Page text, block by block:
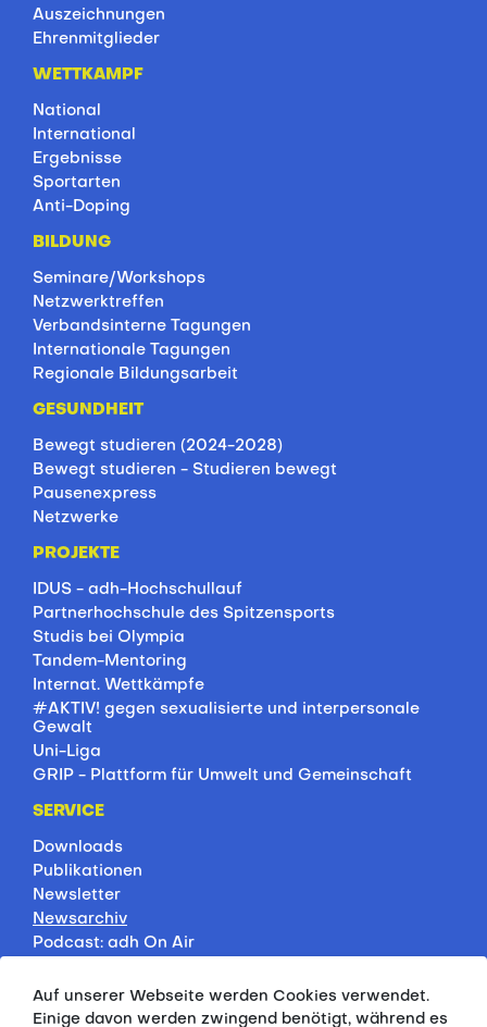
Auszeichnungen
Ehrenmitglieder
WETTKAMPF
National
International
Ergebnisse
Sportarten
Anti-Doping
BILDUNG
Seminare/Workshops
Netzwerktreffen
Verbandsinterne Tagungen
Internationale Tagungen
Regionale Bildungsarbeit
GESUNDHEIT
Bewegt studieren (2024-2028)
Bewegt studieren - Studieren bewegt
Pausenexpress
Netzwerke
PROJEKTE
IDUS - adh-Hochschullauf
Partnerhochschule des Spitzensports
Studis bei Olympia
Tandem-Mentoring
Internat. Wettkämpfe
#AKTIV! gegen sexualisierte und interpersonale
Gewalt
Uni-Liga
GRIP - Plattform für Umwelt und Gemeinschaft
SERVICE
Downloads
Publikationen
Newsletter
Newsarchiv
Podcast: adh On Air
Rankings
Servicepartner
Auf unserer Webseite werden Cookies verwendet.
Einige davon werden zwingend benötigt, während es